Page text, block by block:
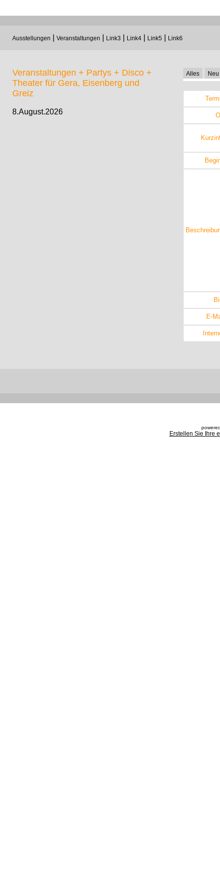
Ausstellungen Veranstaltungen Link3 Link4 Link5 Link6
Veranstaltungen + Partys + Disco +
Theater für Gera, Eisenberg und
Greiz
8.August.2026
Alles Neu
E-
Erstellen Sie Ihre